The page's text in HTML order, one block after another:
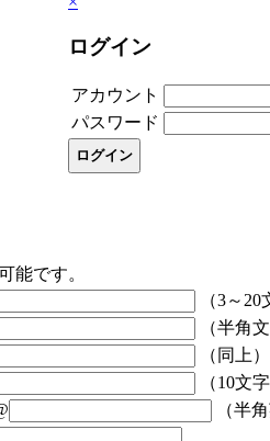
ログイン
アカウント
パスワード
能です。
（3～
（半角
（同上）
（10文
（半